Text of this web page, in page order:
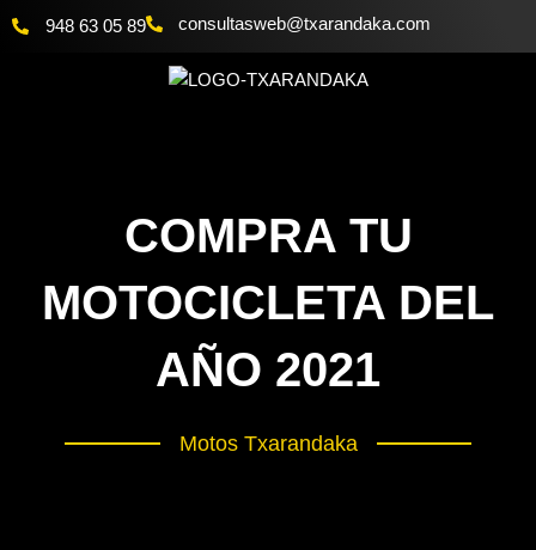
948 63 05 89 moc.akadnaraxt
@bewsatlusnoc
COMPRA TU
MOTOCICLETA DEL
AÑO 2021
Motos Txarandaka